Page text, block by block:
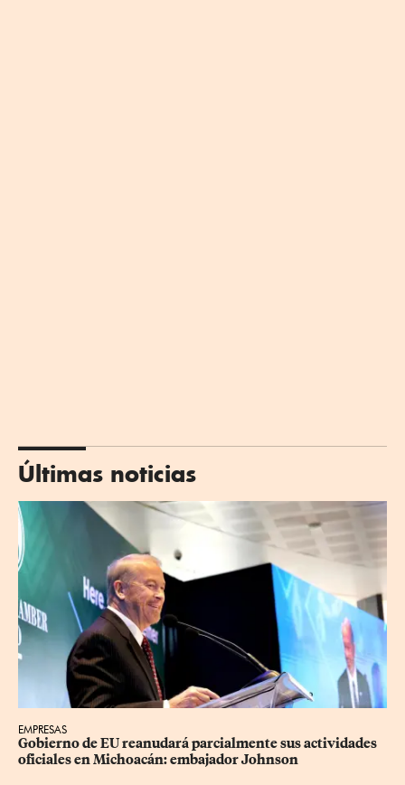
Últimas noticias
EMPRESAS
Gobierno de EU reanudará parcialmente sus actividades
oficiales en Michoacán: embajador Johnson